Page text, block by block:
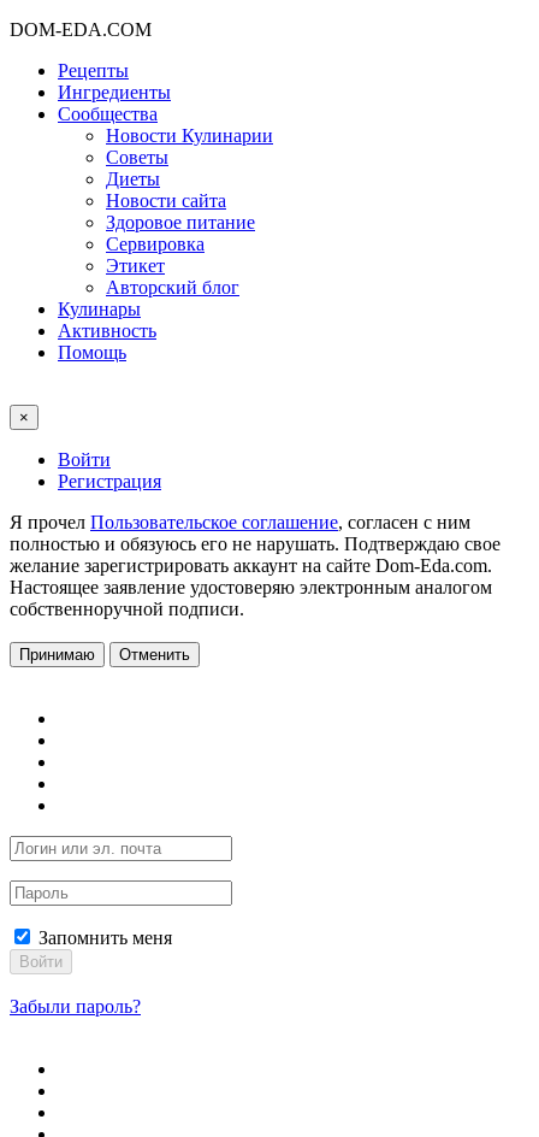
DOM-EDA.COM
Рецепты
Ингредиенты
Сообщества
Новости Кулинарии
Советы
Диеты
Новости сайта
Здоровое питание
Сервировка
Этикет
Авторский блог
Кулинары
Активность
Помощь
×
Войти
Регистрация
Я прочел Пользовательское соглашение, согласен с ним
полностью и обязуюсь его не нарушать. Подтверждаю свое
желание зарегистрировать аккаунт на сайте Dom-Eda.com.
Настоящее заявление удостоверяю электронным аналогом
собственноручной подписи.
Принимаю Отменить
Запомнить меня
Войти
Забыли пароль?